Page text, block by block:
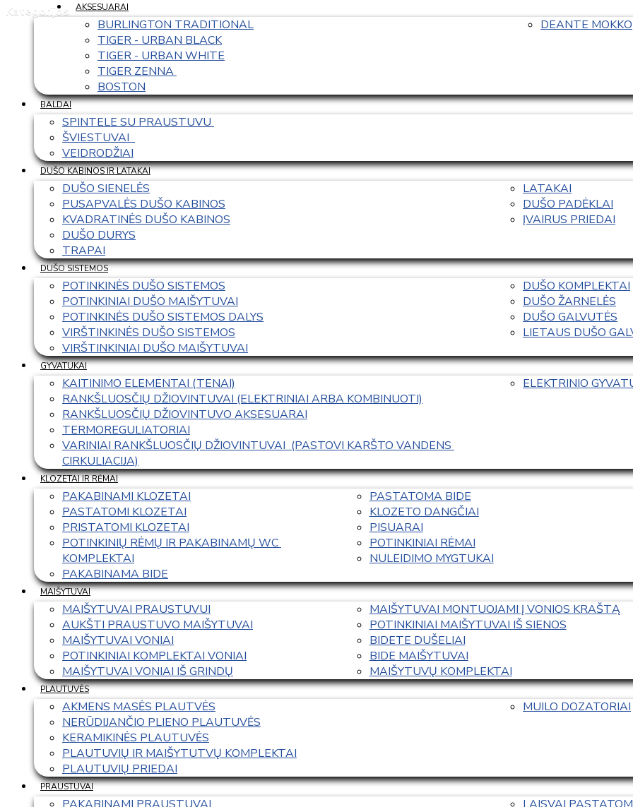
Kategorijos
AKSESUARAI
BURLINGTON TRADITIONAL
TIGER - URBAN BLACK
TIGER - URBAN WHITE
TIGER ZENNA
BOSTON
DEANTE MOKKO
BALDAI
SPINTELE SU PRAUSTUVU
ŠVIESTUVAI
VEIDRODŽIAI
DUŠO KABINOS IR LATAKAI
DUŠO SIENELĖS
PUSAPVALĖS DUŠO KABINOS
KVADRATINĖS DUŠO KABINOS
DUŠO DURYS
TRAPAI
LATAKAI
DUŠO PADĖKLAI
ĮVAIRUS PRIEDAI
DUŠO SISTEMOS
POTINKINĖS DUŠO SISTEMOS
POTINKINIAI DUŠO MAIŠYTUVAI
POTINKINĖS DUŠO SISTEMOS DALYS
VIRŠTINKINĖS DUŠO SISTEMOS
VIRŠTINKINIAI DUŠO MAIŠYTUVAI
DUŠO KOMPLEKTAI
DUŠO ŽARNELĖS
DUŠO GALVUTĖS
LIETAUS DUŠO
GYVATUKAI
KAITINIMO ELEMENTAI (TENAI)
RANKŠLUOSČIŲ DŽIOVINTUVAI (ELEKTRINIAI ARBA KOMBINUOTI)
RANKŠLUOSČIŲ DŽIOVINTUVO AKSESUARAI
TERMOREGULIATORIAI
VARINIAI RANKŠLUOSČIŲ DŽIOVINTUVAI  (PASTOVI KARŠTO VANDENS
CIRKULIACIJA)
ELEKTRINIO
KLOZETAI IR RĖMAI
PAKABINAMI KLOZETAI
PASTATOMI KLOZETAI
PRISTATOMI KLOZETAI
POTINKINIŲ RĖMŲ IR PAKABINAMŲ WC
KOMPLEKTAI
PAKABINAMA BIDE
PASTATOMA BIDE
KLOZETO DANGČIAI
PISUARAI
POTINKINIAI RĖMAI
NULEIDIMO MYGTUKAI
MAIŠYTUVAI
MAIŠYTUVAI PRAUSTUVUI
AUKŠTI PRAUSTUVO MAIŠYTUVAI
MAIŠYTUVAI VONIAI
POTINKINIAI KOMPLEKTAI VONIAI
MAIŠYTUVAI VONIAI IŠ GRINDŲ
MAIŠYTUVAI MONTUOJAMI Į VONIOS KRAŠTĄ
POTINKINIAI MAIŠYTUVAI IŠ SIENOS
BIDETE DUŠELIAI
BIDE MAIŠYTUVAI
MAIŠYTUVŲ KOMPLEKTAI
PLAUTUVĖS
AKMENS MASĖS PLAUTVĖS
NERŪDIJANČIO PLIENO PLAUTUVĖS
KERAMIKINĖS PLAUTUVĖS
PLAUTUVIŲ IR MAIŠYTUTVŲ KOMPLEKTAI
PLAUTUVIŲ PRIEDAI
MUILO DOZATORIAI
PRAUSTUVAI